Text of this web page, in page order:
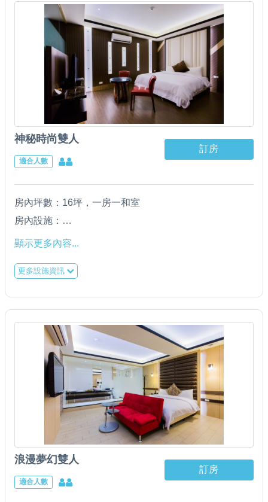
神秘時尚雙人
適合人數
訂房
房內坪數：16坪，一房一和室
房內設施：
＊五星級老K獨立筒床墊(加大6呎*6.2呎)／羽絨枕 ／ 羽
＊日立分離式變頻冷氣
＊寬頻上網 (請自備電腦)
＊單門電冰箱 ／ 電熱水瓶 ／ 吹風機
＊乾溼分離衛浴設備
＊黑松純水 ／ 天仁玄米茶 ／ 老舊金山咖啡包 Swiss
Miss巧克力（兒童限定）
＊盥洗用具--上山採藥(沐浴乳／洗髮精／大小毛巾／牙刷
(男、女)／潤髮乳 ／ 刮鬍刀 ／ 梳子（告知給附）
顯示更多內容...
更多設施資訊
浪漫夢幻雙人
適合人數
訂房